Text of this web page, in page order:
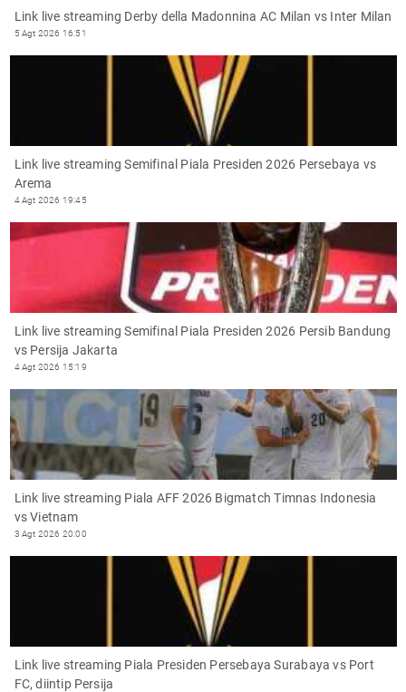
Link live streaming Derby della Madonnina AC Milan vs Inter Milan
5 Agt 2026 16:51
Link live streaming Semifinal Piala Presiden 2026 Persebaya vs
Arema
4 Agt 2026 19:45
Link live streaming Semifinal Piala Presiden 2026 Persib Bandung
vs Persija Jakarta
4 Agt 2026 15:19
Link live streaming Piala AFF 2026 Bigmatch Timnas Indonesia
vs Vietnam
3 Agt 2026 20:00
Link live streaming Piala Presiden Persebaya Surabaya vs Port
FC, diintip Persija